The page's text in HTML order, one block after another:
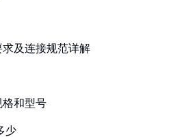
及连接规范详解
格和型号
少